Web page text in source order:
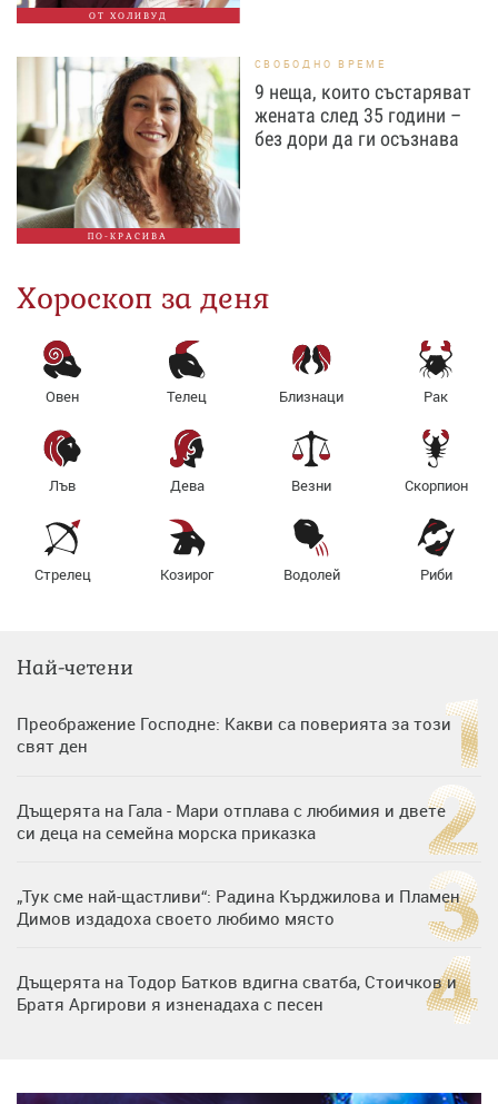
ОТ ХОЛИВУД
ПО-КРАСИВА
СВОБОДНО ВРЕМЕ
9 неща, които състаряват
жената след 35 години –
без дори да ги осъзнава
Хороскоп за деня
Овен Телец Близнаци Рак
Лъв Дева Везни Скорпион
Стрелец Козирог Водолей Риби
Най-четени
Преображение Господне: Какви са поверията за този
свят ден
Дъщерята на Гала - Мари отплава с любимия и двете
си деца на семейна морска приказка
„Тук сме най-щастливи“: Радина Кърджилова и Пламен
Димов издадоха своето любимо място
Дъщерята на Тодор Батков вдигна сватба, Стоичков и
Братя Аргирови я изненадаха с песен